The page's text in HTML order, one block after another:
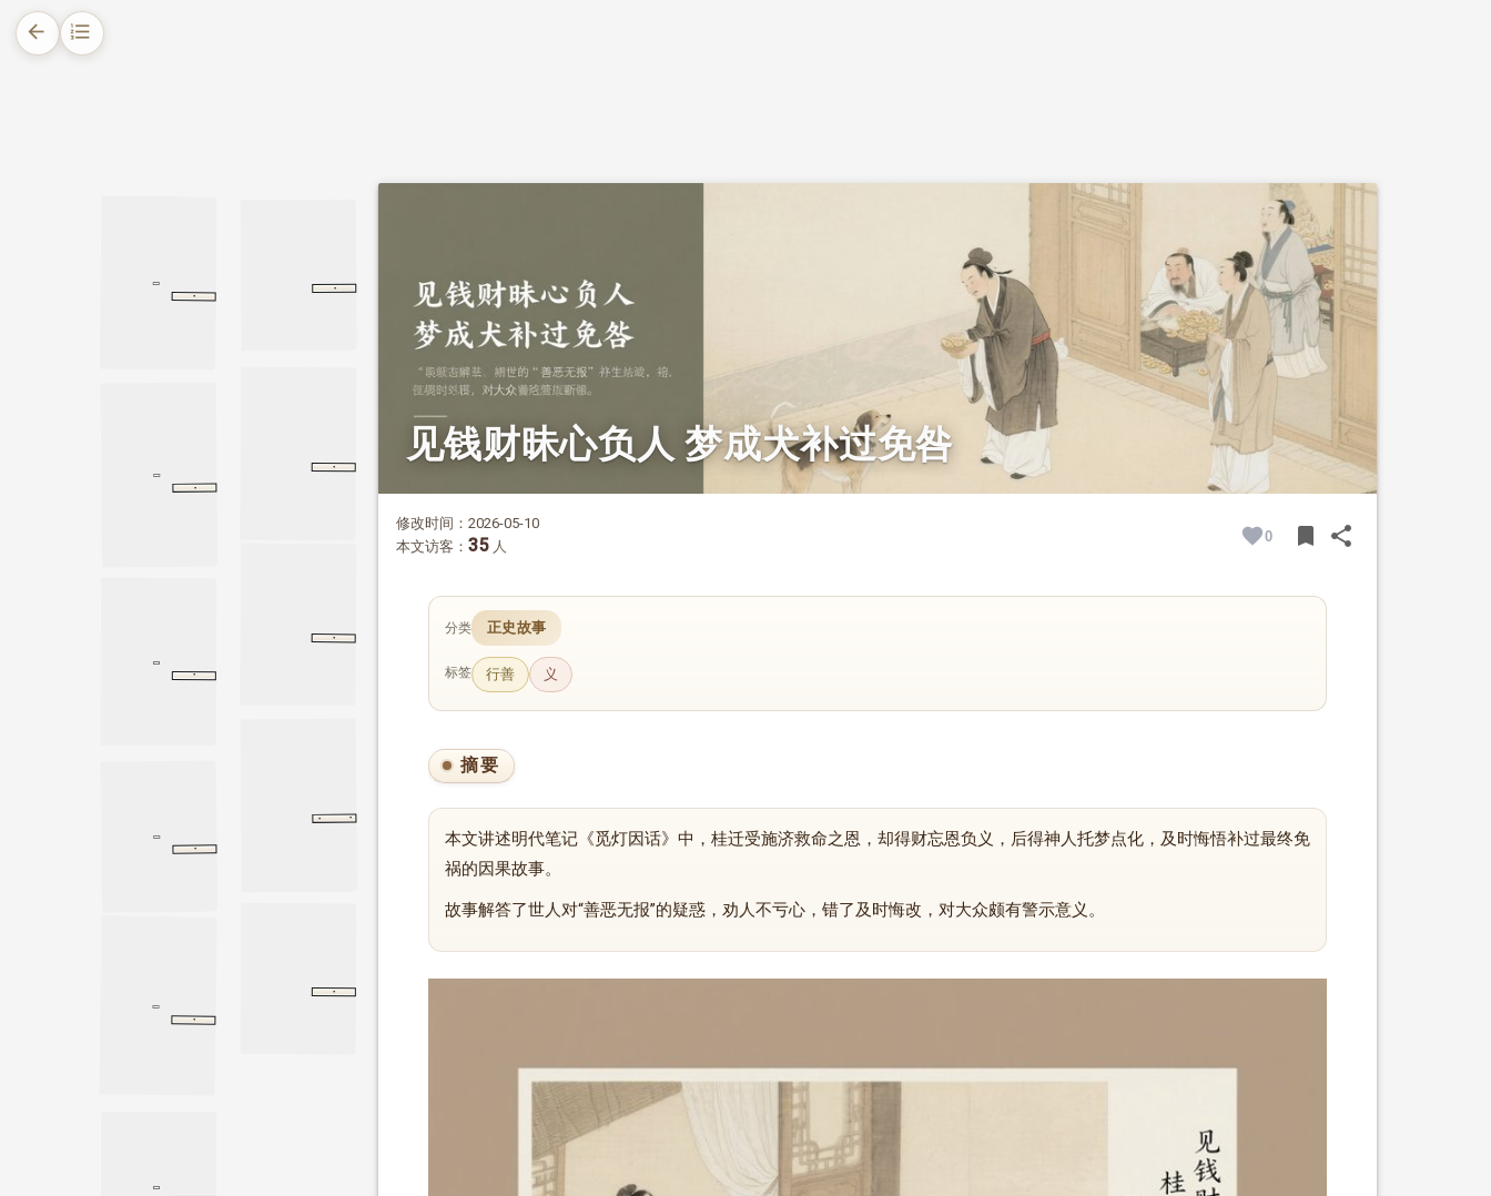
arrow_back format_list_numbered
得窖金昧心负恩
天子殿对联
·
天子殿对联
包待制智赚灰阑记
·
包待制智赚灰阑记
方便品
大般涅槃经
·
泰誓上
·
第一百一回
东周列国志
·
第一百一回
八佾
·
金刚身品
大般涅槃经
·
乌古孙泽传
·
乌古孙泽传
魏书
·
·
阮籍传
·
见钱财昧心负人 梦成犬补过免咎
修改时间：2026-05-10
本文访客： 35 人
0 bookmarkBOOKMARK
shareSHARE
分类 正史故事
标签 行善 义
摘要
本文讲述明代笔记《觅灯因话》中，桂迁受施济救命之恩，却得财忘恩负义，后得神人托梦点化，及时悔悟补过最终免
祸的因果故事。
故事解答了世人对“善恶无报”的疑惑，劝人不亏心，错了及时悔改，对大众颇有警示意义。